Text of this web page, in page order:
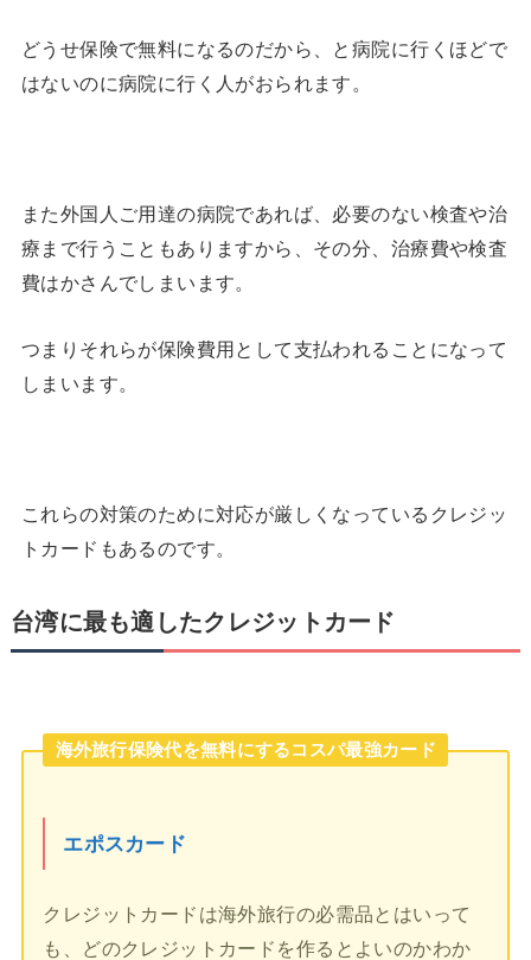
どうせ保険で無料になるのだから、と病院に行くほどで
はないのに病院に行く人がおられます。
また外国人ご用達の病院であれば、必要のない検査や治
療まで行うこともありますから、その分、治療費や検査
費はかさんでしまいます。
つまりそれらが保険費用として支払われることになって
しまいます。
これらの対策のために対応が厳しくなっているクレジッ
トカードもあるのです。
台湾に最も適したクレジットカード
海外旅行保険代を無料にするコスパ最強カード
エポスカード
クレジットカードは海外旅行の必需品とはいって
も、どのクレジットカードを作るとよいのかわか